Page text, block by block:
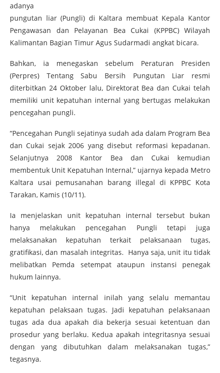
adanya
pungutan liar (Pungli) di Kaltara membuat Kepala Kantor
Pengawasan dan Pelayanan Bea Cukai (KPPBC) Wilayah
Kalimantan Bagian Timur Agus Sudarmadi angkat bicara.
Bahkan, ia menegaskan sebelum Peraturan Presiden
(Perpres) Tentang Sabu Bersih Pungutan Liar resmi
diterbitkan 24 Oktober lalu, Direktorat Bea dan Cukai telah
memiliki unit kepatuhan internal yang bertugas melakukan
pencegahan pungli.
“Pencegahan Pungli sejatinya sudah ada dalam Program Bea
dan Cukai sejak 2006 yang disebut reformasi kepadanan.
Selanjutnya 2008 Kantor Bea dan Cukai kemudian
membentuk Unit Kepatuhan Internal,” ujarnya kepada Metro
Kaltara usai pemusanahan barang illegal di KPPBC Kota
Tarakan, Kamis (10/11).
Ia menjelaskan unit kepatuhan internal tersebut bukan
hanya melakukan pencegahan Pungli tetapi juga
melaksanakan kepatuhan terkait pelaksanaan tugas,
gratifikasi, dan masalah integritas. Hanya saja, unit itu tidak
melibatkan Pemda setempat ataupun instansi penegak
hukum lainnya.
“Unit kepatuhan internal inilah yang selalu memantau
kepatuhan pelaksaan tugas. Jadi kepatuhan pelaksanaan
tugas ada dua apakah dia bekerja sesuai ketentuan dan
prosedur yang berlaku. Kedua apakah integritasnya sesuai
dengan yang dibutuhkan dalam melaksanakan tugas,”
tegasnya.